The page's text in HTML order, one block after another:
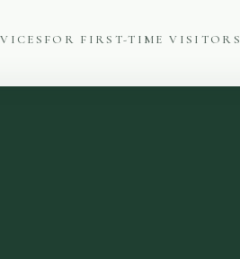
FOR FIRST-TIME VISITORS